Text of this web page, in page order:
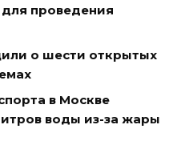
проведения
о шести открытых
в Москве
воды из-за жары